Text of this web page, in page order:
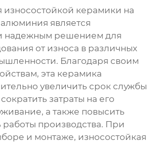
керамики на
алюминия является
надежным решением для
от износа в различных
Благодаря своим
эта керамика
увеличить срок службы
затраты на его
а также повысить
работы производства. При
и монтаже, износостойкая